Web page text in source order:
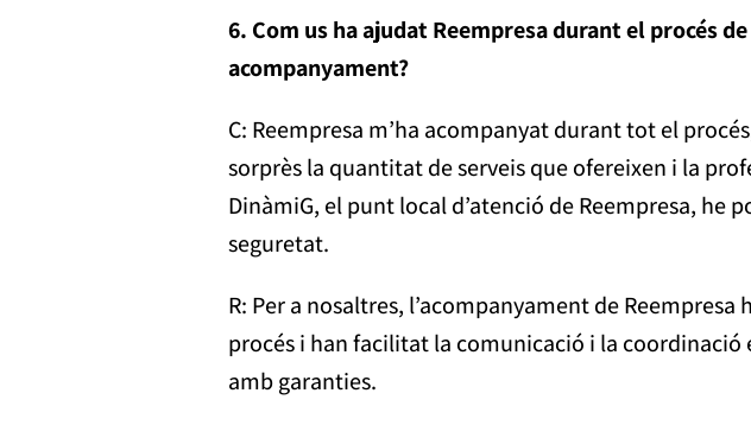
6. Com us ha ajudat Reempresa durant el procés
acompanyament?
C: Reempresa m’ha acompanyat durant tot el
sorprès la quantitat de serveis que ofereixen i la
DinàmiG, el punt local d’atenció de Reempresa,
seguretat.
R: Per a nosaltres, l’acompanyament de
procés i han facilitat la comunicació i la
amb garanties.